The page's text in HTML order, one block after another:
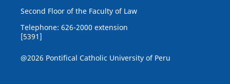
Second Floor of the Faculty of Law
Telephone: 626-2000 extension
[5391]
@2026 Pontifical Catholic University of Peru